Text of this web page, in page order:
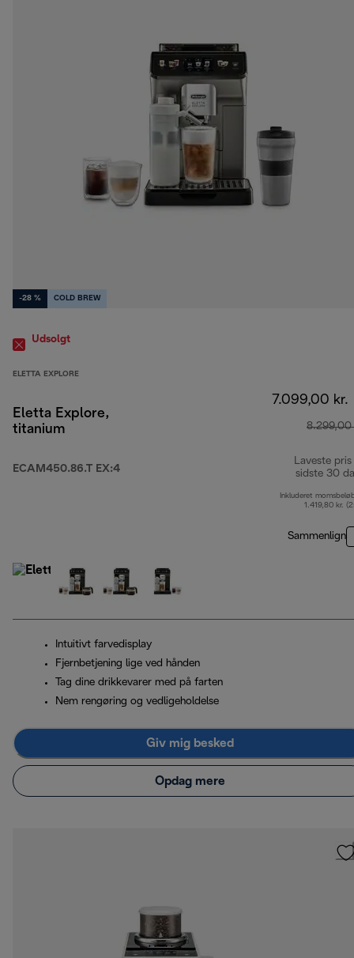
-28 % COLD BREW
Udsolgt
ELETTA EXPLORE
Eletta Explore,
titanium
ECAM450.86.T EX:4
7.099,00 kr.
8.299,00
Laveste pris
sidste 30
Inkluderet
1.419,80 kr.
Sammenlign
Intuitivt farvedisplay
Fjernbetjening lige ved hånden
Tag dine drikkevarer med på farten
Nem rengøring og vedligeholdelse
Giv mig besked
Opdag mere